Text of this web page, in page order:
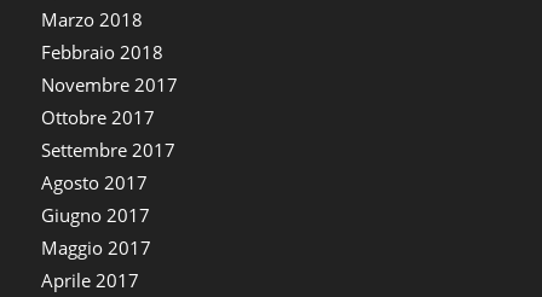
Marzo 2018
Febbraio 2018
Novembre 2017
Ottobre 2017
Settembre 2017
Agosto 2017
Giugno 2017
Maggio 2017
Aprile 2017